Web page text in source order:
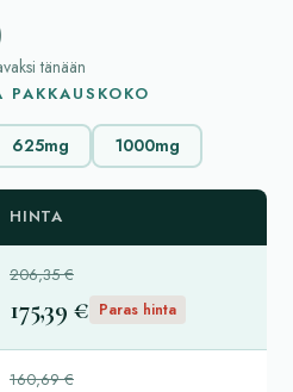
tänään
625mg 1000mg
HINTA
206,35 €
175,39 € Paras hinta
160,69 €